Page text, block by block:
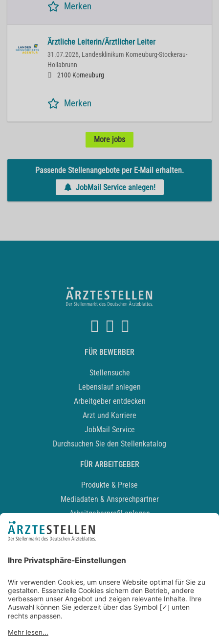
Merken
Ärztliche Leiterin/Ärztlicher Leiter
31.07.2026, Landesklinikum Korneuburg-Stockerau-
Hollabrunn
2100 Korneuburg
Merken
More jobs
Passende Stellenangebote per E-Mail erhalten.
JobMail Service anlegen!
FÜR BEWERBER
Stellensuche
Lebenslauf anlegen
Arbeitgeber entdecken
Arzt und Karriere
JobMail Service
Durchsuchen Sie den Stellenkatalog
FÜR ARBEITGEBER
Produkte & Preise
Mediadaten & Ansprechpartner
Arbeitgeberprofil anlegen
Recruiting-Podcast
Kontakt
Datenschutz
Newsletter